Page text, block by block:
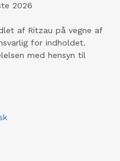
2026
af Ritzau på vegne af
for indholdet.
med hensyn til